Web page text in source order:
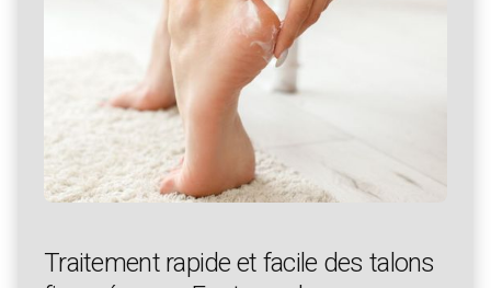
Traitement rapide et facile des talons